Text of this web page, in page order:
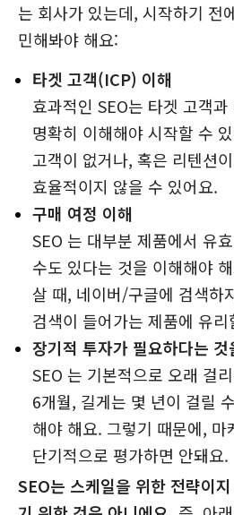
는 회사가 있는데, 시작하기 전
민해봐야 해요:
타겟 고객(ICP) 이해
효과적인 SEO는 타겟 고객
명확히 이해해야 시작할 수
고객이 없거나, 혹은 리텐션
효율적이지 않을 수 있어요.
구매 여정 이해
SEO 는 대부분 제품에서 유
수도 있다는 것을 이해해야
살 때, 네이버/구글에 검색하
검색이 들어가는 제품에 유
장기적 투자가 필요하다는 것
SEO 는 기본적으로 오래 걸
6개월, 길게는 몇 년이 걸릴
해야 해요. 그렇기 때문에, 마
단기적으로 평가하면 안돼요.
SEO는 스케일을 위한 전략이